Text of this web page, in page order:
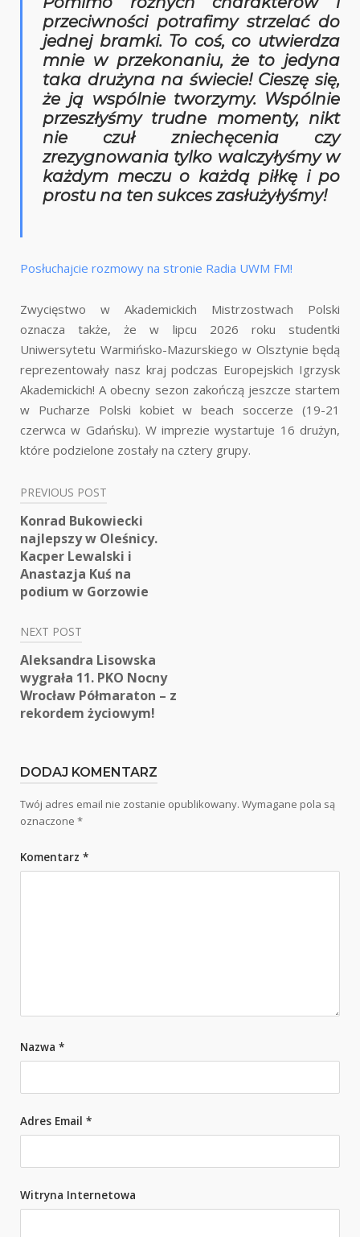
przeciwności potrafimy strzelać do
jednej bramki. To coś, co utwierdza
mnie w przekonaniu, że to jedyna
taka drużyna na świecie! Cieszę się,
że ją wspólnie tworzymy. Wspólnie
przeszłyśmy trudne momenty, nikt
nie czuł zniechęcenia czy
zrezygnowania tylko walczyłyśmy w
każdym meczu o każdą piłkę i po
prostu na ten sukces zasłużyłyśmy!
Posłuchajcie rozmowy na stronie Radia UWM FM!
Zwycięstwo w Akademickich Mistrzostwach Polski
oznacza także, że w lipcu 2026 roku studentki
Uniwersytetu Warmińsko-Mazurskiego w Olsztynie będą
reprezentowały nasz kraj podczas Europejskich Igrzysk
Akademickich! A obecny sezon zakończą jeszcze startem
w Pucharze Polski kobiet w beach soccerze (19-21
czerwca w Gdańsku). W imprezie wystartuje 16 drużyn,
które podzielone zostały na cztery grupy.
Nawigacja
wpisu
PREVIOUS POST
Konrad Bukowiecki
najlepszy w Oleśnicy.
Kacper Lewalski i
Anastazja Kuś na
podium w Gorzowie
NEXT POST
Aleksandra Lisowska
wygrała 11. PKO Nocny
Wrocław Półmaraton – z
rekordem życiowym!
DODAJ KOMENTARZ
Twój adres email nie zostanie opublikowany. Wymagane pola są
oznaczone *
Komentarz *
Nazwa *
Adres Email *
Witryna Internetowa